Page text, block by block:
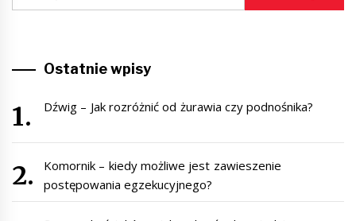
Ostatnie wpisy
Dźwig – Jak rozróżnić od żurawia czy podnośnika?
Komornik – kiedy możliwe jest zawieszenie
postępowania egzekucyjnego?